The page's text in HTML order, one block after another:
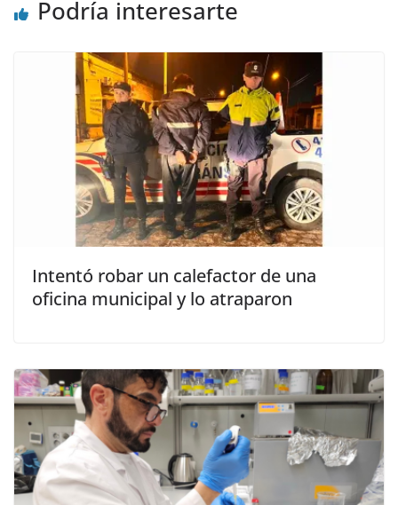
Podría interesarte
Intentó robar un calefactor de una
oficina municipal y lo atraparon